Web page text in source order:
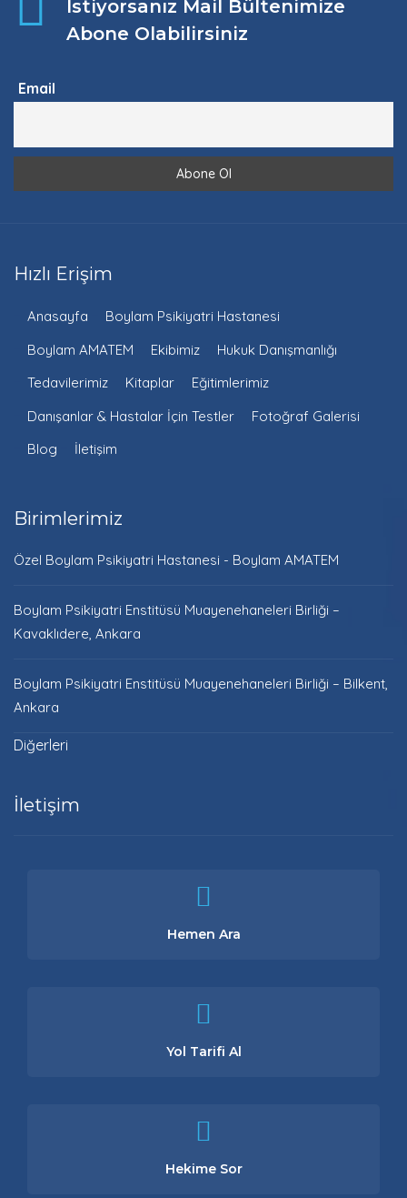
Istiyorsanız Mail Bültenimize
Abone Olabilirsiniz
Email
Hızlı Erişim
Anasayfa
Boylam Psikiyatri Hastanesi
Boylam AMATEM
Ekibimiz
Hukuk Danışmanlığı
Tedavilerimiz
Kitaplar
Eğitimlerimiz
Danışanlar & Hastalar İçin Testler
Fotoğraf Galerisi
Blog
İletişim
Birimlerimiz
Özel Boylam Psikiyatri Hastanesi - Boylam AMATEM
Boylam Psikiyatri Enstitüsü Muayenehaneleri Birliği –
Kavaklıdere, Ankara
Boylam Psikiyatri Enstitüsü Muayenehaneleri Birliği – Bilkent,
Ankara
Diğerleri
İletişim
Hemen Ara
Yol Tarifi Al
Hekime Sor